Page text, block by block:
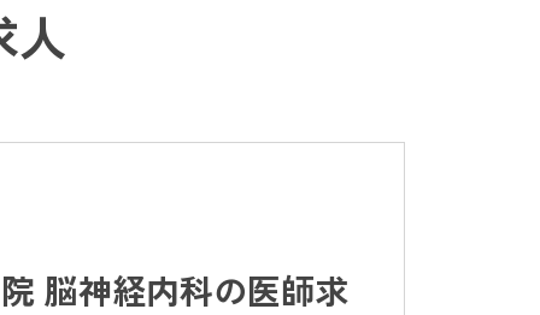
人
脳神経内科の医師求